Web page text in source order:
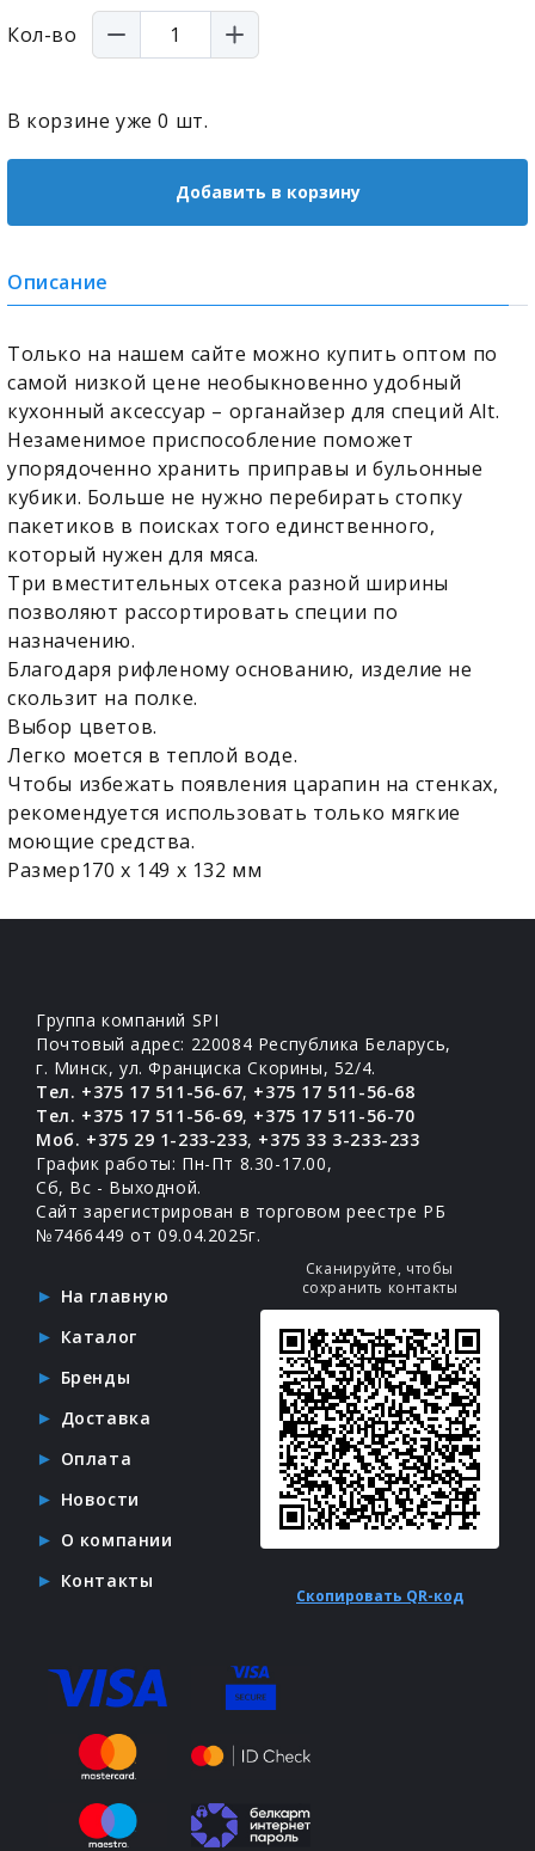
Кол-во
В корзине уже0 шт.
Добавить в корзину
Описание
Только на нашем сайте можно купить оптом по
самой низкой цене необыкновенно удобный
кухонный аксессуар – органайзер для специй Alt.
Незаменимое приспособление поможет
упорядоченно хранить приправы и бульонные
кубики. Больше не нужно перебирать стопку
пакетиков в поисках того единственного,
который нужен для мяса.
Три вместительных отсека разной ширины
позволяют рассортировать специи по
назначению.
Благодаря рифленому основанию, изделие не
скользит на полке.
Выбор цветов.
Легко моется в теплой воде.
Чтобы избежать появления царапин на стенках,
рекомендуется использовать только мягкие
моющие средства.
Размер170 х 149 х 132 мм
Группа компаний SPI
Почтовый адрес: 220084 Республика Беларусь,
г. Минск, ул. Франциска Скорины, 52/4.
Тел. +375 17 511-56-67, +375 17 511-56-68
Тел. +375 17 511-56-69, +375 17 511-56-70
Моб. +375 29 1-233-233, +375 33 3-233-233
График работы: Пн-Пт 8.30-17.00,
Сб, Вс - Выходной.
Сайт зарегистрирован в торговом реестре РБ
№7466449 от 09.04.2025г.
На главную
Каталог
Бренды
Доставка
Оплата
Новости
О компании
Контакты
Сканируйте, чтобы
сохранить контакты
Скопировать QR-код